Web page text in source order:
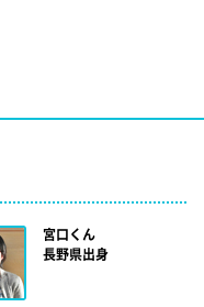
宮口くん
長野県出身